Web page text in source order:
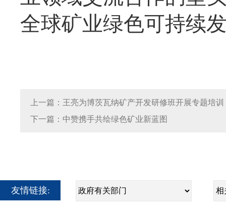
全球矿业绿色可持续
上一篇：王亮为博茨瓦纳矿产开发研修班开展专题培训
下一篇：中赞携手共绘绿色矿业新蓝图
友情链接: